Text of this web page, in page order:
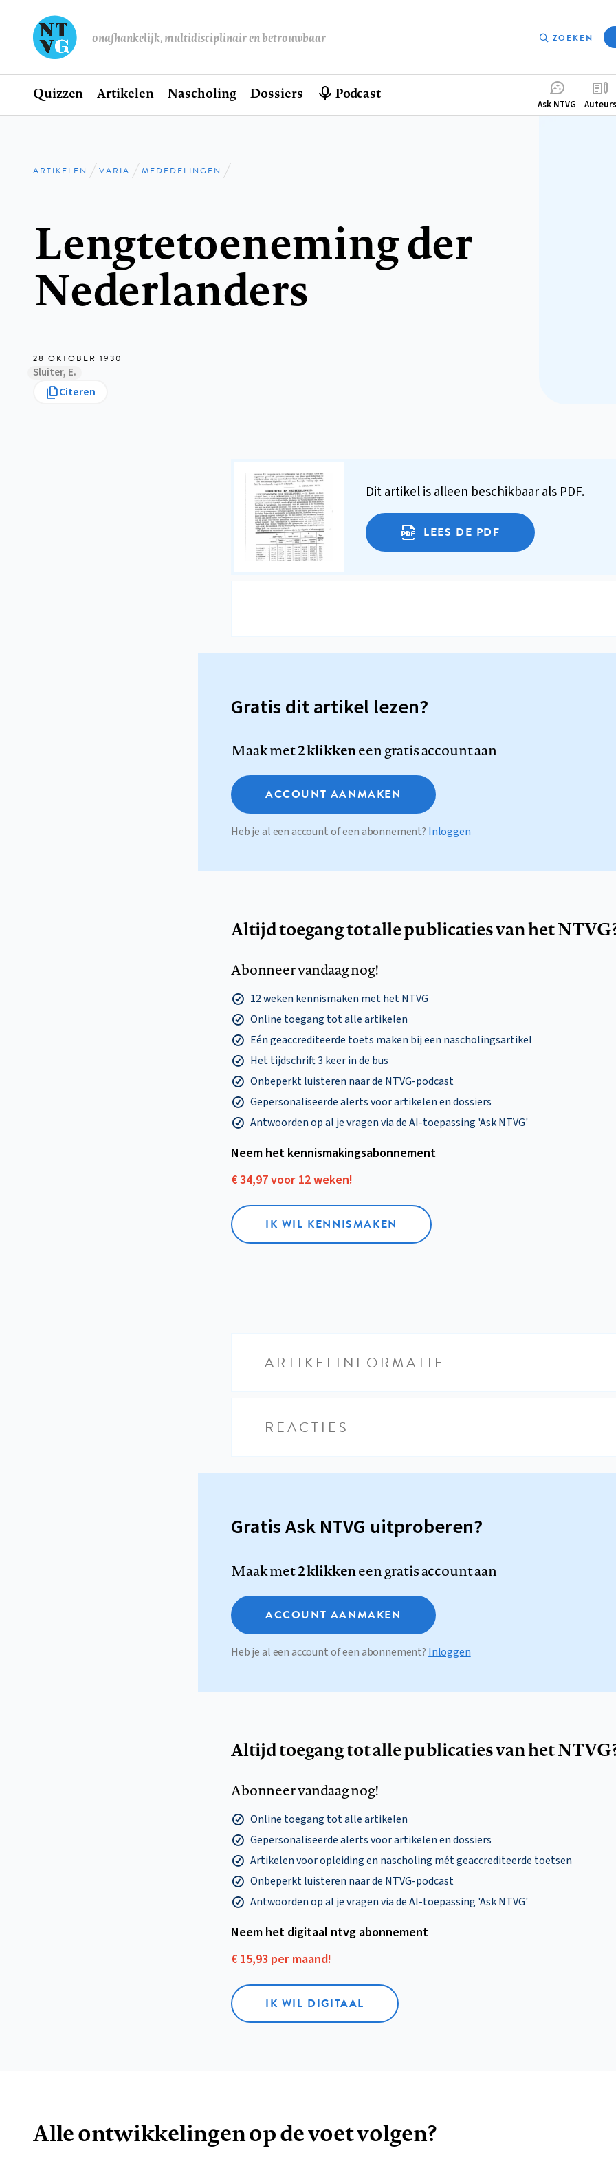
onafhankelijk, multidisciplinair en betrouwbaar ZOEKEN
Hoofdnavigatie
Home
Quizzen Artikelen Nascholing Dossiers Podcast
Ask NTVG Auteurs
Kruimelpad
ARTIKELEN VARIA MEDEDELINGEN
Lengtetoeneming der
Nederlanders
28 OKTOBER 1930
Sluiter, E.
Citeren
Dit artikel is alleen beschikbaar als PDF.
LEES DE PDF
Gratis dit artikel lezen?
Maak met2 klikkeneen gratis account aan
ACCOUNT AANMAKEN
Heb je al een account of een abonnement? Inloggen
Altijd toegang tot alle publicaties van het
Abonneer vandaag nog!
12 weken kennismaken met het NTVG
Online toegang tot alle artikelen
Eén geaccrediteerde toets maken bij een nascholingsartikel
Het tijdschrift 3 keer in de bus
Onbeperkt luisteren naar de NTVG-podcast
Gepersonaliseerde alerts voor artikelen en dossiers
Antwoorden op al je vragen via de AI-toepassing 'Ask NTVG'
Neem het kennismakings­abonnement
€ 34,97 voor 12 weken!
IK WIL KENNISMAKEN
ARTIKELINFORMATIE
REACTIES
Gratis Ask NTVG uitproberen?
Maak met2 klikkeneen gratis account aan
ACCOUNT AANMAKEN
Heb je al een account of een abonnement? Inloggen
Altijd toegang tot alle publicaties van het
Abonneer vandaag nog!
Online toegang tot alle artikelen
Gepersonaliseerde alerts voor artikelen en dossiers
Artikelen voor opleiding en nascholing mét geaccrediteerde toetsen
Onbeperkt luisteren naar de NTVG-podcast
Antwoorden op al je vragen via de AI-toepassing 'Ask NTVG'
Neem het digitaal ntvg abonnement
€ 15,93 per maand!
IK WIL DIGITAAL
Alle ontwikkelingen op de voet volgen?